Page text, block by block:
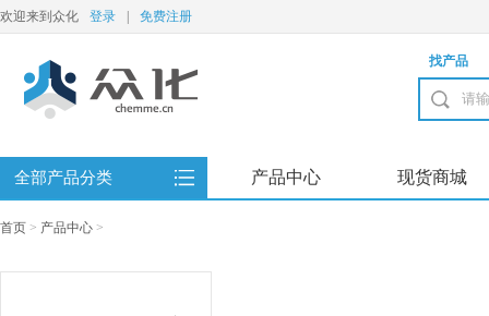
欢迎来到众化 登录 免费注册
找产品
全部产品分类 产品中心 现货商城
首页 > 产品中心 >